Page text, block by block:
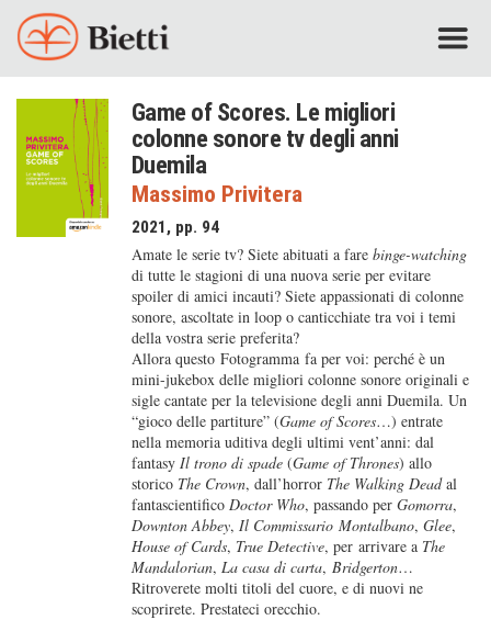
Game of Scores. Le migliori
colonne sonore tv degli anni
Duemila
Massimo Privitera
2021, pp. 94
Amate le serie tv? Siete abituati a fare binge-watching
di tutte le stagioni di una nuova serie per evitare
spoiler di amici incauti? Siete appassionati di colonne
sonore, ascoltate in loop o canticchiate tra voi i temi
della vostra serie preferita?
Allora questo Fotogramma fa per voi: perché è un
mini-jukebox delle migliori colonne sonore originali e
sigle cantate per la televisione degli anni Duemila. Un
“gioco delle partiture” (Game of Scores…) entrate
nella memoria uditiva degli ultimi vent’anni: dal
fantasy Il trono di spade(Game of Thrones) allo
storico The Crown, dall’horror The Walking Deadal
fantascientifico Doctor Who, passando per Gomorra,
Downton Abbey, Il Commissario Montalbano, Glee,
House of Cards, True Detective, per arrivare a The
Mandalorian, La casa di carta, Bridgerton…
Ritroverete molti titoli del cuore, e di nuovi ne
scoprirete. Prestateci orecchio.